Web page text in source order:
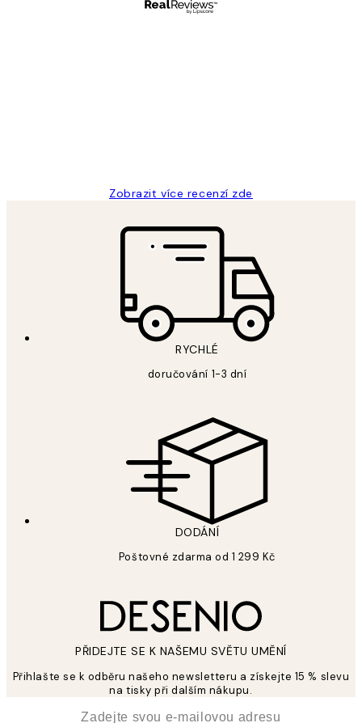
Zobrazit více recenzí zde
RYCHLÉ
doručování 1-3 dní
DODÁNÍ
Poštovné zdarma od 1 299 Kč
PŘIDEJTE SE K NAŠEMU SVĚTU UMĚNÍ
Přihlašte se k odběru našeho newsletteru a získejte 15 % slevu
na tisky při dalším nákupu.